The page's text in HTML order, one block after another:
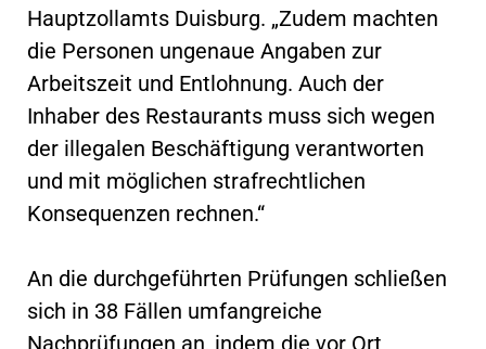
Hauptzollamts Duisburg. „Zudem machten
die Personen ungenaue Angaben zur
Arbeitszeit und Entlohnung. Auch der
Inhaber des Restaurants muss sich wegen
der illegalen Beschäftigung verantworten
und mit möglichen strafrechtlichen
Konsequenzen rechnen.“
An die durchgeführten Prüfungen schließen
sich in 38 Fällen umfangreiche
Nachprüfungen an, indem die vor Ort